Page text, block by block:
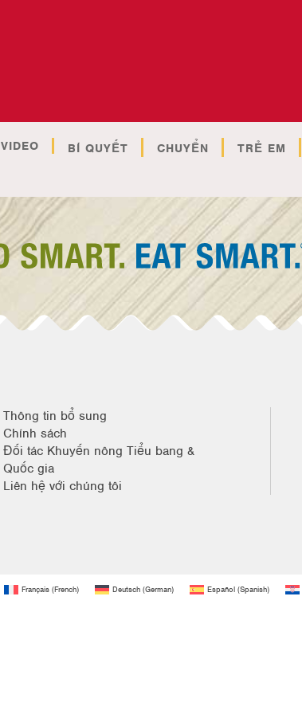
VIDEO BÍ QUYẾT CHUYỂN TRẺ EM
Thông tin bổ sung
Chính sách
Đối tác Khuyến nông Tiểu bang &
Quốc gia
Liên hệ với chúng tôi
Français(French) Deutsch(German) Español(Spanish)